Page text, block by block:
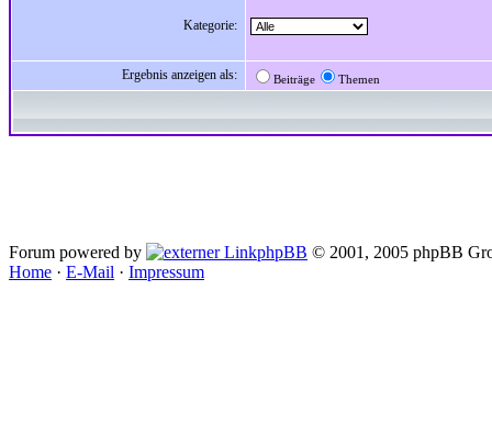
Kategorie:
Ergebnis anzeigen als: Beiträge Themen
Forum powered by phpBB © 2001, 2005 phpBB
Home · E-Mail · Impressum